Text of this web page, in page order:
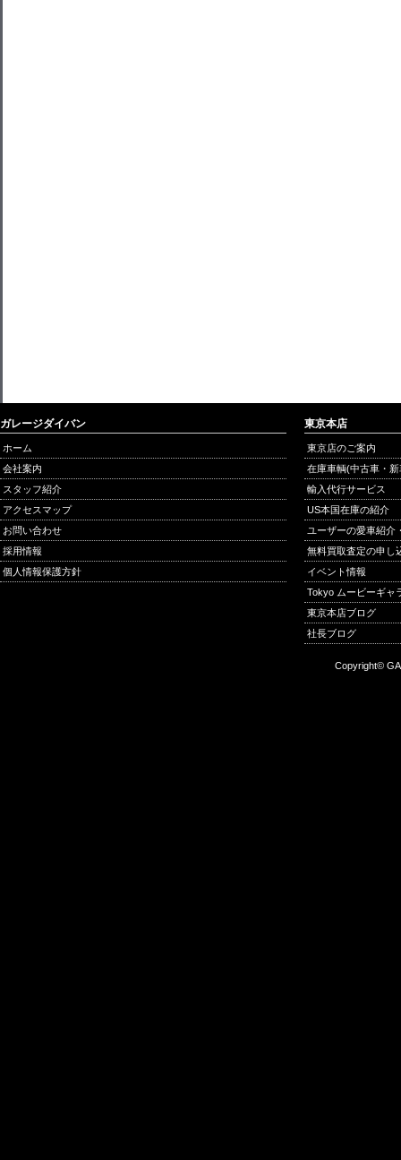
ガレージダイバン
ホーム
会社案内
スタッフ紹介
アクセスマップ
お問い合わせ
採用情報
個人情報保護方針
東京本店
東京店のご案内
在庫車輌(中古車・
輸入代行サービス
US本国在庫の紹介
ユーザーの愛車紹介
無料買取査定の申し
イベント情報
Tokyo ムービーギャ
東京本店ブログ
社長ブログ
Copyright©